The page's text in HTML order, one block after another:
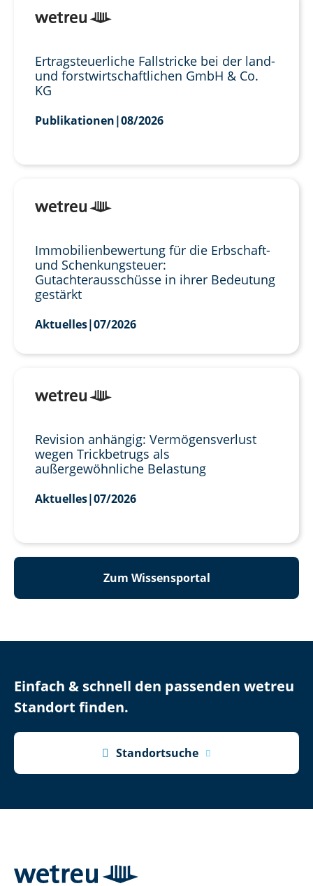
Ertragsteuerliche Fallstricke bei der land-
und forstwirtschaftlichen GmbH & Co.
KG
Publikationen|08/2026
Immobilienbewertung für die Erbschaft-
und Schenkungsteuer:
Gutachterausschüsse in ihrer Bedeutung
gestärkt
Aktuelles|07/2026
Revision anhängig: Vermögensverlust
wegen Trickbetrugs als
außergewöhnliche Belastung
Aktuelles|07/2026
Zum Wissensportal
Einfach & schnell den passenden wetreu
Standort finden.
 Standortsuche